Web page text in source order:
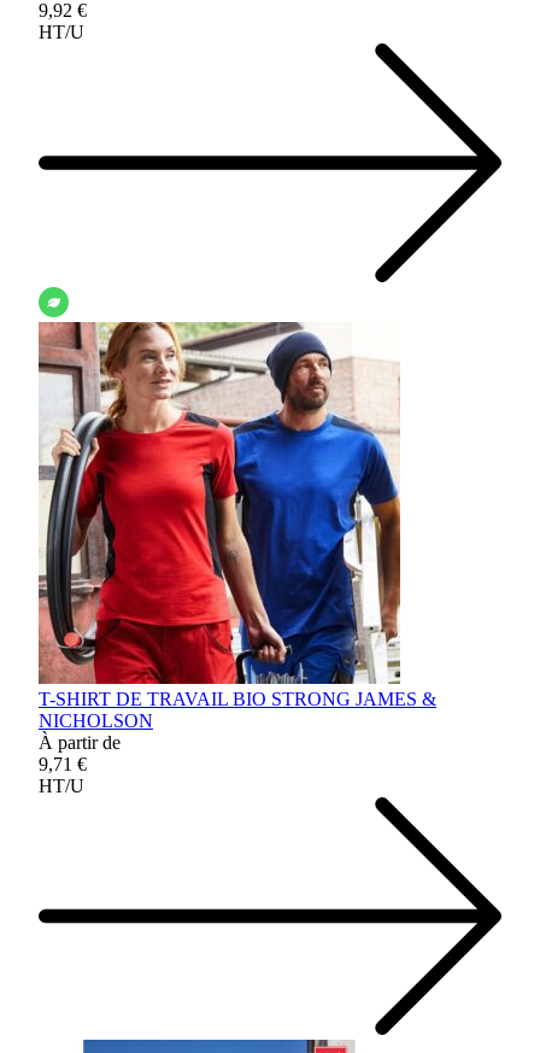
9,92 €
HT/U
T-SHIRT DE TRAVAIL BIO STRONG JAMES &
NICHOLSON
À partir de
9,71 €
HT/U